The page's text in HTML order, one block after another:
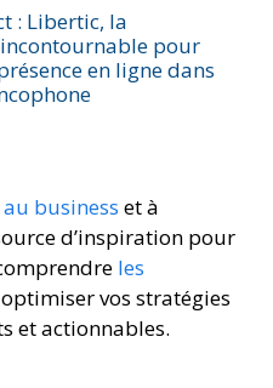
: Libertic, la
pour
en ligne dans
business et à
d’inspiration pour
les
vos stratégies
et actionnables.